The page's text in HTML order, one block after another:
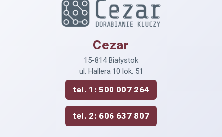
Cezar
15-814 Białystok
ul. Hallera 10 lok. 51
tel. 1: 500 007 264
tel. 2: 606 637 807